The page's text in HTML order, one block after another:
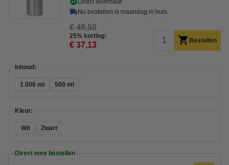
Direct leverbaar
Nu bestellen is maandag in huis
€ 49,50
25% korting:
€ 37,13 Bestellen
Inhoud:
1.000 ml 500 ml
Kleur:
Wit Zwart
Direct mee bestellen